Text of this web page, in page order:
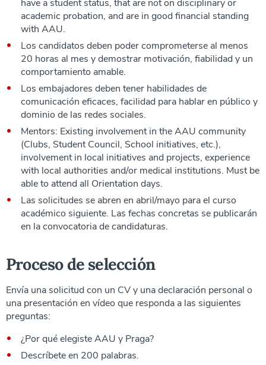
have a student status, that are not on disciplinary or
academic probation, and are in good financial standing
with AAU.
Los candidatos deben poder comprometerse al menos
20 horas al mes y demostrar motivación, fiabilidad y un
comportamiento amable.
Los embajadores deben tener habilidades de
comunicación eficaces, facilidad para hablar en público y
dominio de las redes sociales.
Mentors: Existing involvement in the AAU community
(Clubs, Student Council, School initiatives, etc.),
involvement in local initiatives and projects, experience
with local authorities and/or medical institutions. Must be
able to attend all Orientation days.
Las solicitudes se abren en abril/mayo para el curso
académico siguiente. Las fechas concretas se publicarán
en la convocatoria de candidaturas.
Proceso de selección
Envía una solicitud con un CV y una declaración personal o
una presentación en vídeo que responda a las siguientes
preguntas:
¿Por qué elegiste AAU y Praga?
Descríbete en 200 palabras.